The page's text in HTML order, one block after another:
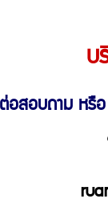
บ
อสอบถาม หรือ